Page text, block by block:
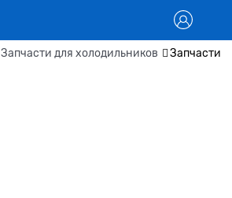
Запчасти для холодильников Запчасти